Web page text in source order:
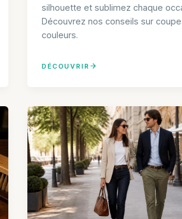
silhouette et sublimez chaque
Découvrez nos conseils sur
couleurs.
DÉCOUVRIR